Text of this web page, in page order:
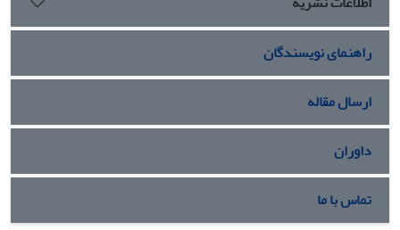
راهنمای نویسندگان
ارسال مقاله
داوران
تماس با ما